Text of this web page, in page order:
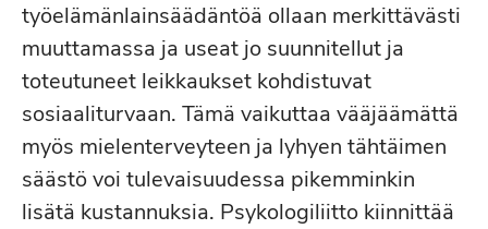
työelämänlainsäädäntöä ollaan merkittävästi
muuttamassa ja useat jo suunnitellut ja
toteutuneet leikkaukset kohdistuvat
sosiaaliturvaan. Tämä vaikuttaa vääjäämättä
myös mielenterveyteen ja lyhyen tähtäimen
säästö voi tulevaisuudessa pikemminkin
lisätä kustannuksia. Psykologiliitto kiinnittää